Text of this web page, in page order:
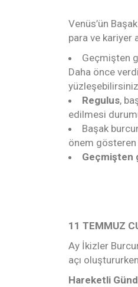
Venüs’ün
para ve kariyer
Geçmişten
Daha önce
yüzleşebilirsiniz.
Regulus,
edilmesi
Başak
önem gösteren
Geçmişten
11 TEMMUZ
Ay İkizler
açı
Hareketli